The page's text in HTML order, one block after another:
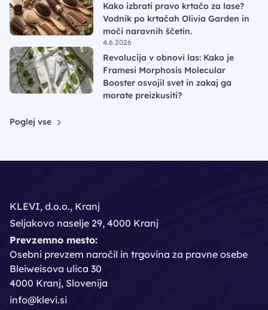
Kako izbrati pravo krtačo za lase?
Vodnik po krtačah Olivia Garden in
moči naravnih ščetin.
4.6.2026
Revolucija v obnovi las: Kako je
Framesi Morphosis Molecular
Booster osvojil svet in zakaj ga
morate preizkusiti?
Poglej vse
KLEVI, d.o.o., Kranj
Seljakovo naselje 29, 4000 Kranj
Prevzemno mesto:
Osebni prevzem naročil in trgovina za pravne osebe
Bleiweisova ulica 30
4000 Kranj, Slovenija
info@klevi.si